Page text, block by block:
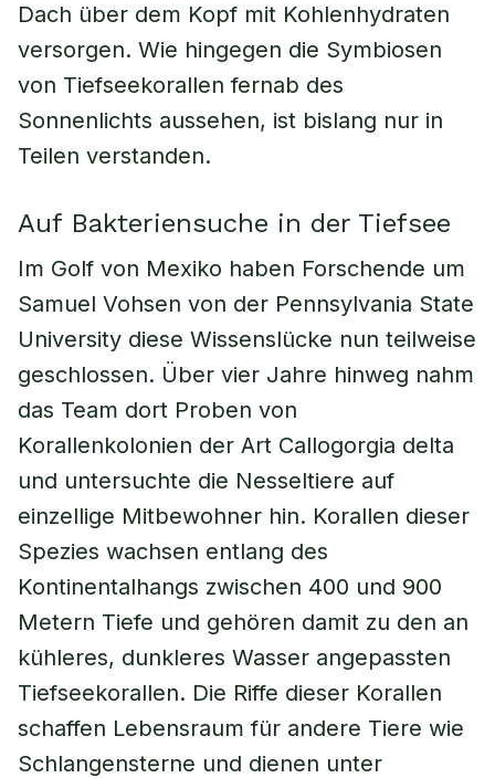
Dach über dem Kopf mit Kohlenhydraten
versorgen. Wie hingegen die Symbiosen
von Tiefseekorallen fernab des
Sonnenlichts aussehen, ist bislang nur in
Teilen verstanden.
Auf Bakteriensuche in der Tiefsee
Im Golf von Mexiko haben Forschende um
Samuel Vohsen von der Pennsylvania State
University diese Wissenslücke nun teilweise
geschlossen. Über vier Jahre hinweg nahm
das Team dort Proben von
Korallenkolonien der Art Callogorgia delta
und untersuchte die Nesseltiere auf
einzellige Mitbewohner hin. Korallen dieser
Spezies wachsen entlang des
Kontinentalhangs zwischen 400 und 900
Metern Tiefe und gehören damit zu den an
kühleres, dunkleres Wasser angepassten
Tiefseekorallen. Die Riffe dieser Korallen
schaffen Lebensraum für andere Tiere wie
Schlangensterne und dienen unter